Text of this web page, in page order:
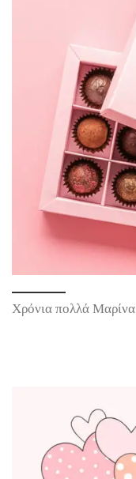
Χρόνια πολλά Μαρίνα